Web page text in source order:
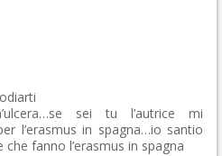
sei tu l’autrice mi
l’erasmus in spagna…io santio
fanno l’erasmus in spagna